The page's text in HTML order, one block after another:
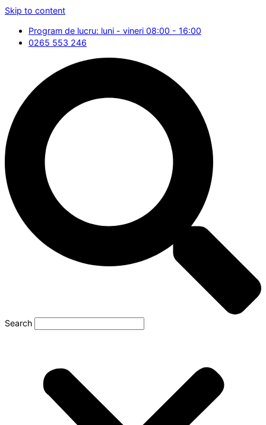
Skip to content
Program de lucru: luni - vineri 08:00 - 16:00
0265 553 246
Search